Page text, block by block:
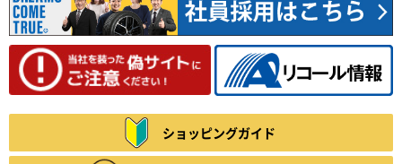
MICHELIN
ミシュラン
フランスの大手タイヤメーカーMICHELIN(ミシュラン)。
世界3大タイヤメーカーの1社。安全性、快適性、耐久性
に優れたバランス設計に定評があり、世界のさまざまな
カーメーカーに純正装着タイヤとして採用されていま
す。
総合評価：6件 4.67
ショッピングガイド